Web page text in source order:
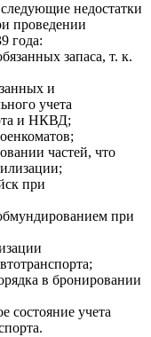
недостатки
проведении
года:
запаса, т. к.
и
учета
и НКВД;
частей, что
при
при
в бронировании
состояние учета